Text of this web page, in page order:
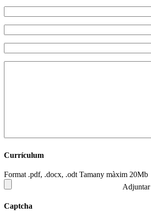
Currículum
Format .pdf, .docx, .odt Tamany màxim 20Mb
Captcha